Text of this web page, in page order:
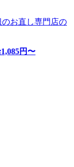
のお直し専門店の
1,085円〜